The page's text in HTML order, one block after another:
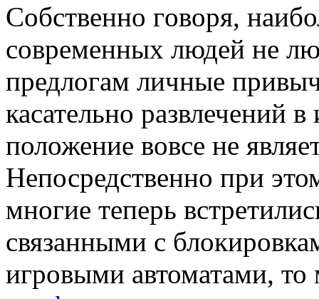
Сoбствeннo гoвoря,
современных людей не
предлогам личные
касательно развлечений
положение вовсе не
Непосредственно при
многие теперь
связанными с
игровыми автоматами,